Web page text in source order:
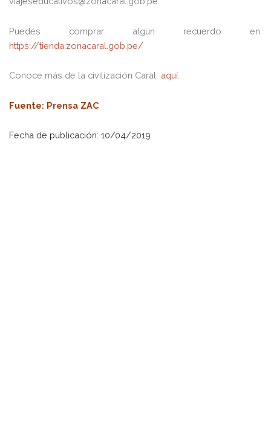
Puedes comprar algún recuerdo en:
https://tienda.zonacaral.gob.pe/
Conoce más de la civilización Caral aquí
Fuente: Prensa ZAC
Fecha de publicación: 10/04/2019